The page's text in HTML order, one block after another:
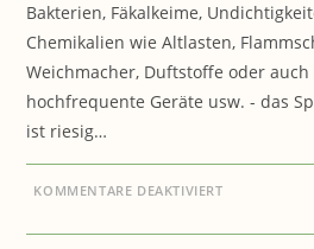
Bakterien, Fäkalkeime,
Chemikalien wie Altlasten,
Weichmacher, Duftstoffe oder
hochfrequente Geräte usw. - das
ist riesig…
KOMMENTARE DEAKTIVIERTFÜR
MACHT